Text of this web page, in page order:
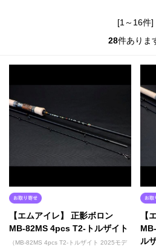
[1～16件]
28件ありま
【エムアイレ】 正影ボロン
MB-82MS 4pcs T2-トルザイト
（MB-82MS 4pcs T2-トルザイト 2025モデ
【
ル